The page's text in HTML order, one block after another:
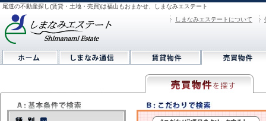
尾道の不動産探し(賃貸・土地・売買)は福山もおまかせ、しまなみエステート
しまなみエステートについて